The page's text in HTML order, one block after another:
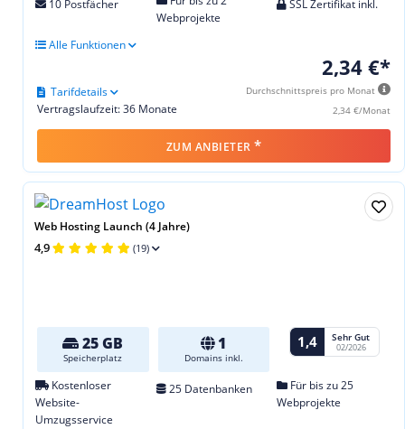
10 Postfächer
Webprojekte
SSL Zertifikat inkl.
Alle Funktionen
2,34 €*
Durchschnittspreis pro Monat
2,34 €/Monat
Vertragslaufzeit: 36 Monate
Tarifdetails
ZUM ANBIETER *
Web Hosting Launch (4 Jahre)
4,9 (19)
25 GB
Speicherplatz
1
Domains inkl.
1,4 Sehr Gut
02/2026
Kostenloser
Website-
Umzugsservice
25 Datenbanken
Für bis zu 25
Webprojekte